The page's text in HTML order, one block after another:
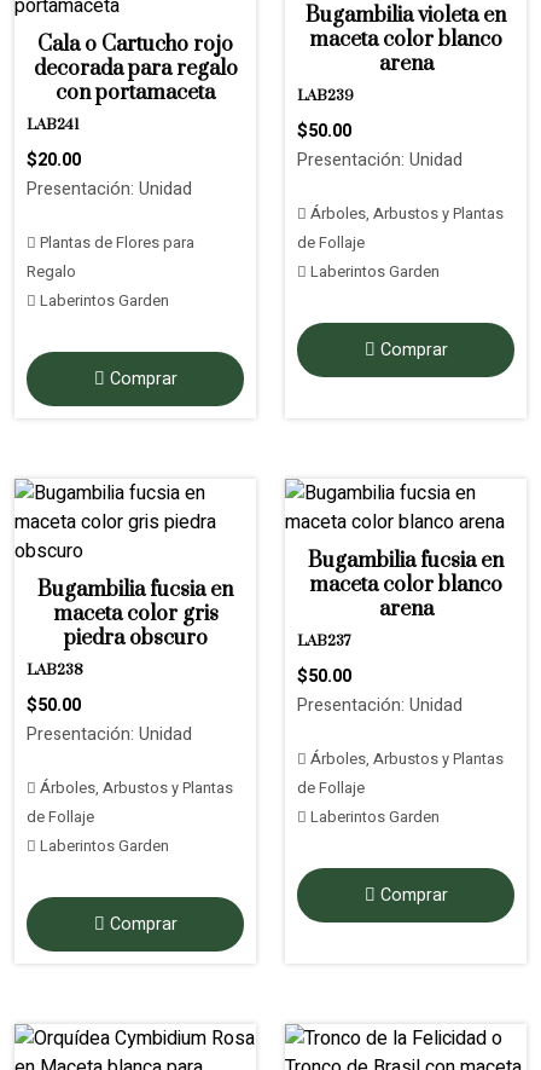
Cala o Cartucho rojo
decorada para regalo
con portamaceta
LAB241
$20.00
Presentación: Unidad
Plantas de Flores para
Regalo
Laberintos Garden
Comprar
Bugambilia violeta en
maceta color blanco
arena
LAB239
$50.00
Presentación: Unidad
Árboles, Arbustos y Plantas
de Follaje
Laberintos Garden
Comprar
Bugambilia fucsia en
maceta color gris
piedra obscuro
LAB238
$50.00
Presentación: Unidad
Árboles, Arbustos y Plantas
de Follaje
Laberintos Garden
Comprar
Bugambilia fucsia en
maceta color blanco
arena
LAB237
$50.00
Presentación: Unidad
Árboles, Arbustos y Plantas
de Follaje
Laberintos Garden
Comprar